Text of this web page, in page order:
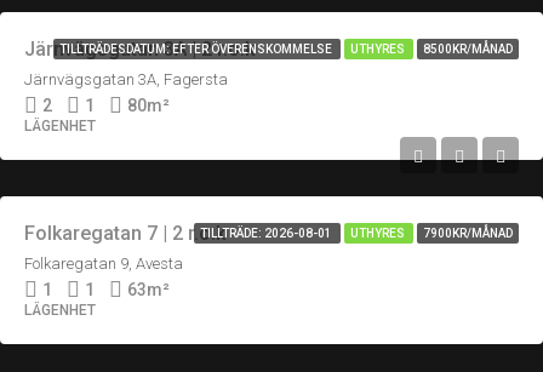
TILLTRÄDESDATUM: EFTER ÖVERENSKOMMELSE UTHYRES 8500KR/MÅNAD
Järnvägsgatan 3A | 2 r.o.k
Järnvägsgatan 3A, Fagersta
2 1 80m²
LÄGENHET
TILLTRÄDE: 2026-08-01 UTHYRES 7900KR/MÅNAD
Folkaregatan 7 | 2 r.o.k
Folkaregatan 9, Avesta
1 1 63m²
LÄGENHET